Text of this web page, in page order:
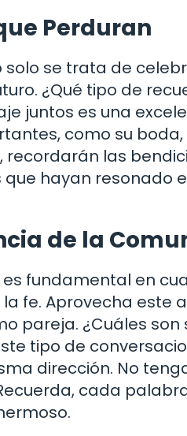
Perduran
solo se trata de
¿Qué tipo de
juntos es una
como su
recordarán las
hayan resonado
de la
fundamental en
fe. Aprovecha este
pareja. ¿Cuáles
tipo de
dirección. No
cada